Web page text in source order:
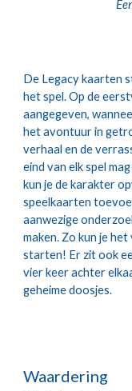
De Legacy kaarten
het spel. Op de
aangegeven,
het avontuur in
verhaal en de
eind van elk spel
kun je de karakter
speelkaarten
aanwezige
maken. Zo kun je
starten! Er zit ook
vier keer achter
geheime doosjes.
Waardering